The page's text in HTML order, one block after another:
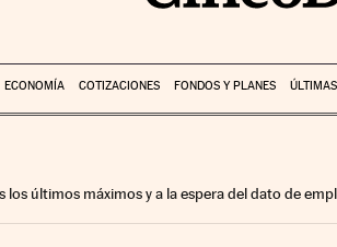
ECONOMÍA COTIZACIONES FONDOS Y PLANES
los últimos máximos y a la espera del dato de